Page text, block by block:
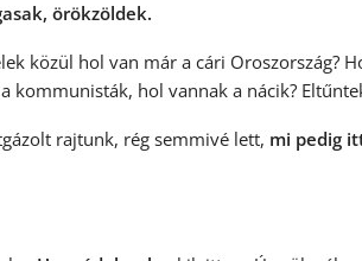
örökzöldek.
közül hol van már a cári Oroszország?
kommunisták, hol vannak a nácik?
rajtunk, rég semmivé lett, mi pedig